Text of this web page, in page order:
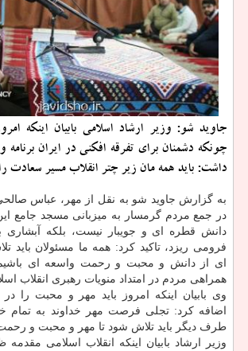
جاوید شو: وزیر ارشاد اسلامی بابیان اینكه
چونكه دشمنان برای تفرقه افكنی در ایران برنامه
داشت: باید همه مان زیر چتر انقلاب مسیر سعادت
به گزارش جاوید شو به نقل از مهر، عباس
در جمع مردم گرمسار به میزبانی مسجد جامع این
دانش قطره ای و جویبار نیست، بلكه آبشاری
فرومی ریزد، تاكید كرد: همه ما مسئولان باید
ای از دانش و محبت و رحمت واسعه ای باشیم
همراهی مردم در امتداد منویات رهبری انقلاب
وی بابیان اینكه امروز باید مهر و محبت را
اضافه كرد: تجلی فرصت مهر خداوند به تمام
طرف دیگر باید تلاش شود تا مهر و محبت و رحمت
وزیر ارشاد بابیان اینكه انقلاب اسلامی